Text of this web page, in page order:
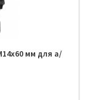
мм для а/